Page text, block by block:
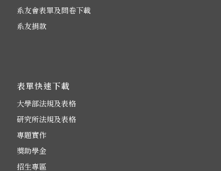
系友會表單及問卷下載
系友捐款
表單快速下載
大學部法規及表格
研究所法規及表格
專題實作
獎助學金
招生專區